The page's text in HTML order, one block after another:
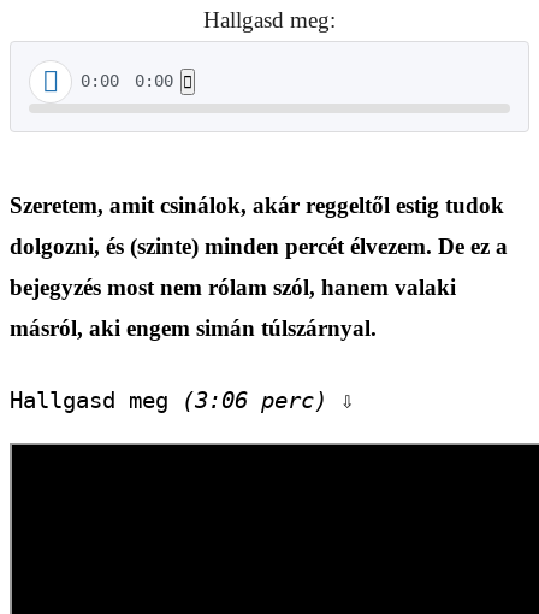
Hallgasd meg:
0:00 0:00
Szeretem, amit csinálok, akár reggeltől estig tudok
dolgozni, és (szinte) minden percét élvezem. De ez a
bejegyzés most nem rólam szól, hanem valaki
másról, aki engem simán túlszárnyal.
Hallgasd meg (3:06 perc) ⇩